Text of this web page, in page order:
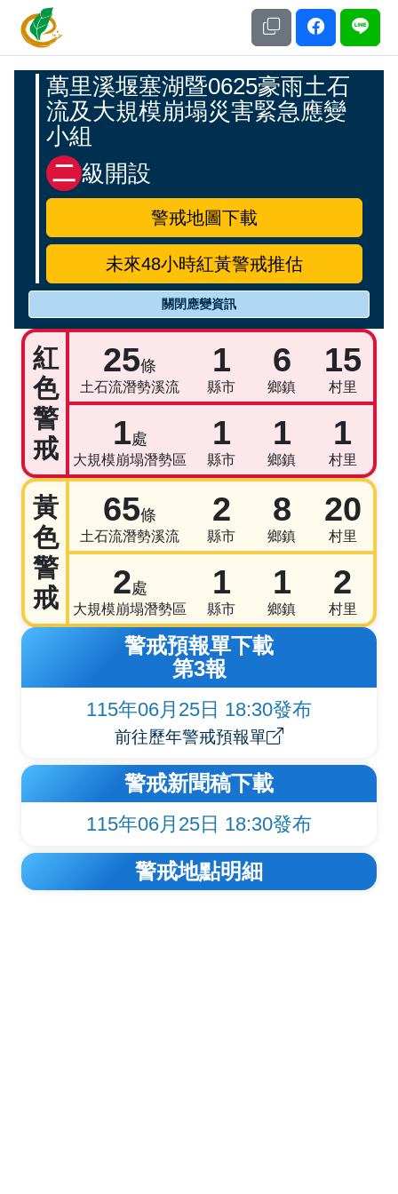
土石流及大規模崩塌防災資訊網
應變開設專區
萬里溪堰塞湖暨0625豪雨土石
流及大規模崩塌災害緊急應變
小組
二 級開設
警戒地圖下載
未來48小時紅黃警戒推估
關閉應變資訊
警戒統計資訊
紅
色
警
戒
25條
土石流潛勢溪流
1
縣市
6
鄉鎮
15
村里
1處
大規模崩塌潛勢區
1
縣市
1
鄉鎮
1
村里
黃
色
警
戒
65條
土石流潛勢溪流
2
縣市
8
鄉鎮
20
村里
2處
大規模崩塌潛勢區
1
縣市
1
鄉鎮
2
村里
警戒預報單下載
第3報
115年06月25日 18:30發布
前往歷年警戒預報單
警戒新聞稿下載
115年06月25日 18:30發布
警戒地點明細